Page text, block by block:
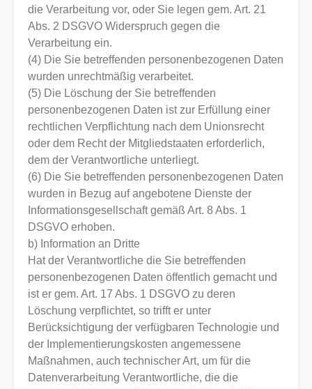
die Verarbeitung vor, oder Sie legen gem. Art. 21
Abs. 2 DSGVO Widerspruch gegen die
Verarbeitung ein.
(4) Die Sie betreffenden personenbezogenen Daten
wurden unrechtmäßig verarbeitet.
(5) Die Löschung der Sie betreffenden
personenbezogenen Daten ist zur Erfüllung einer
rechtlichen Verpflichtung nach dem Unionsrecht
oder dem Recht der Mitgliedstaaten erforderlich,
dem der Verantwortliche unterliegt.
(6) Die Sie betreffenden personenbezogenen Daten
wurden in Bezug auf angebotene Dienste der
Informationsgesellschaft gemäß Art. 8 Abs. 1
DSGVO erhoben.
b) Information an Dritte
Hat der Verantwortliche die Sie betreffenden
personenbezogenen Daten öffentlich gemacht und
ist er gem. Art. 17 Abs. 1 DSGVO zu deren
Löschung verpflichtet, so trifft er unter
Berücksichtigung der verfügbaren Technologie und
der Implementierungskosten angemessene
Maßnahmen, auch technischer Art, um für die
Datenverarbeitung Verantwortliche, die die